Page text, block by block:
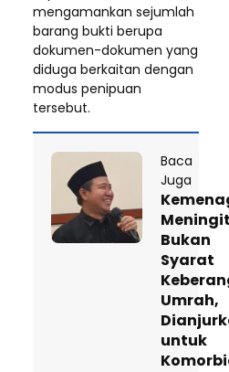
mengamankan sejumlah
barang bukti berupa
dokumen-dokumen yang
diduga berkaitan dengan
modus penipuan
tersebut.
Baca
Juga
Bukan
Syarat
Umrah,
untuk